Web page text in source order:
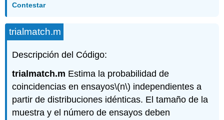
Contestar
trialmatch.m
Descripción del Código:
trialmatch.m Estima la probabilidad de
coincidencias en ensayos\(n\) independientes a
partir de distribuciones idénticas. El tamaño de la
muestra y el número de ensayos deben